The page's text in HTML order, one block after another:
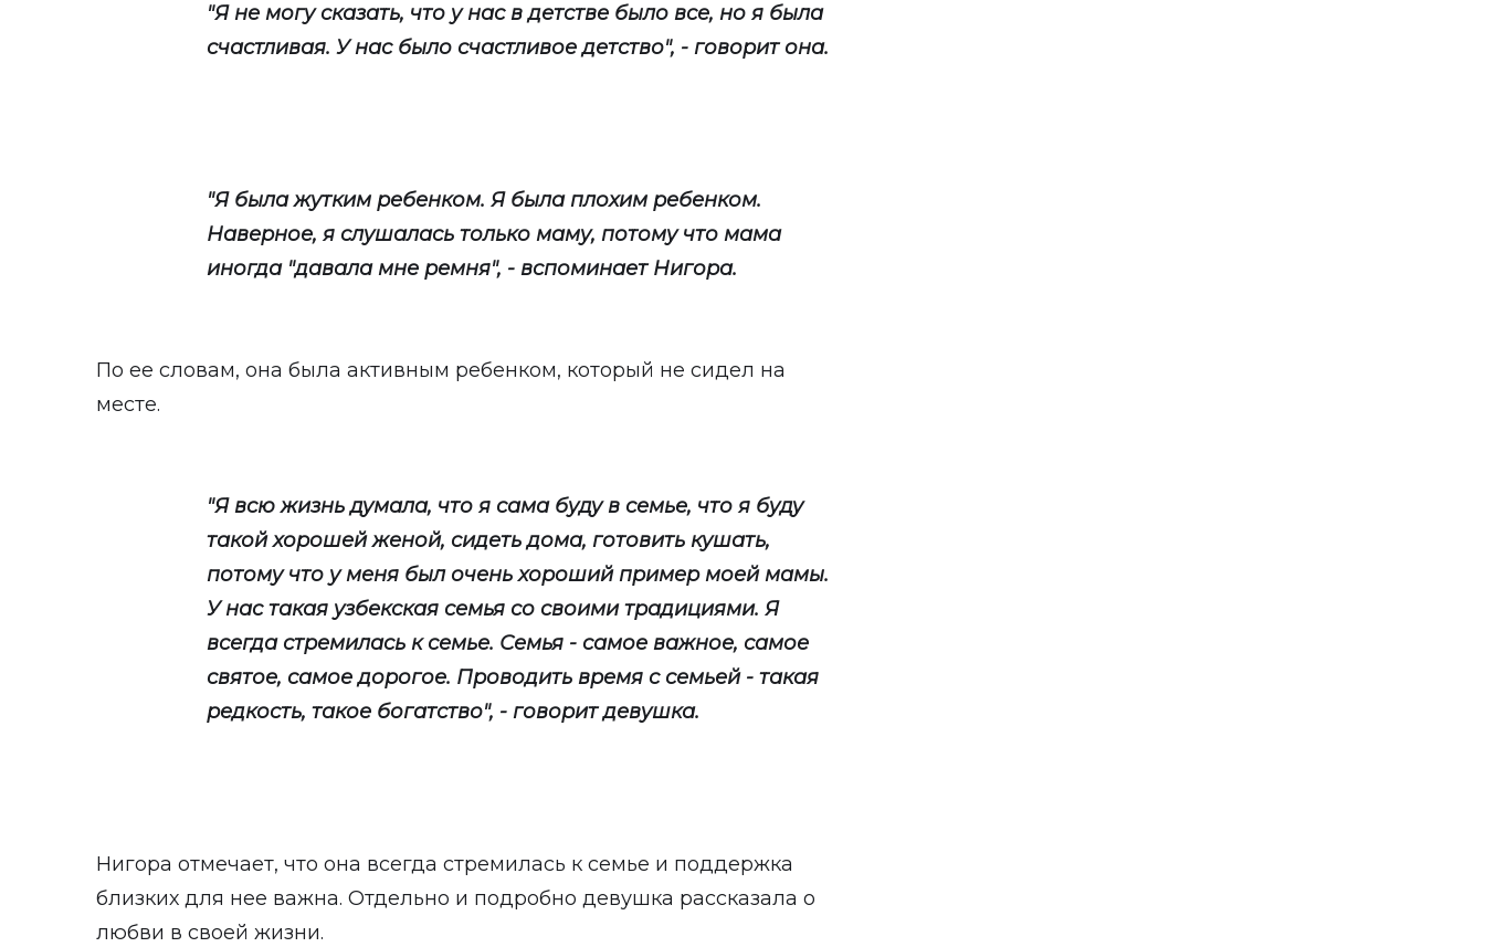
"Я не могу сказать, что у нас в детстве было все, но я была
счастливая. У нас было счастливое детство", - говорит она.
"Я была жутким ребенком. Я была плохим ребенком.
Наверное, я слушалась только маму, потому что мама
иногда "давала мне ремня", - вспоминает Нигора.
По ее словам, она была активным ребенком, который не сидел на
месте.
"Я всю жизнь думала, что я сама буду в семье, что я буду
такой хорошей женой, сидеть дома, готовить кушать,
потому что у меня был очень хороший пример моей мамы.
У нас такая узбекская семья со своими традициями. Я
всегда стремилась к семье. Семья - самое важное, самое
святое, самое дорогое. Проводить время с семьей - такая
редкость, такое богатство", - говорит девушка.
Нигора отмечает, что она всегда стремилась к семье и поддержка
близких для нее важна. Отдельно и подробно девушка рассказала о
любви в своей жизни.